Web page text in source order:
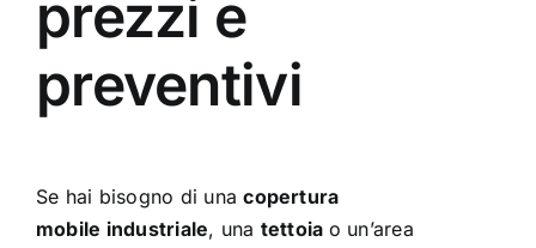
prezzi e
preventivi
Se hai bisogno di unacopertura
mobile industriale, una tettoia o un’area